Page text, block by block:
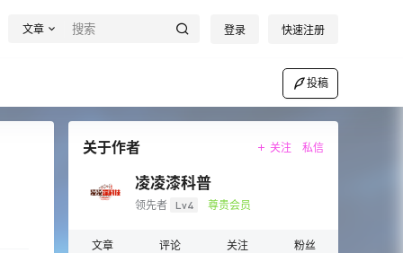
文章 登录 快速注册
投稿
关于作者 关注 私信
凌凌漆科普
领先者 Lv4 尊贵会员
文章 评论 关注 粉丝